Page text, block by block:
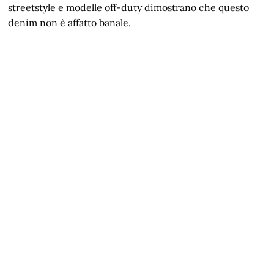
streetstyle e modelle off-duty dimostrano che questo
denim non è affatto banale.